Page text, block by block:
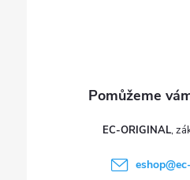
EC-ORIGINAL
eshop@